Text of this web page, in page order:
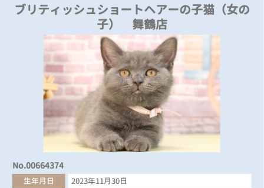
ブリティッシュショートヘアーの子猫（女の
子） 舞鶴店
No.00664374
生年月日
2023年11月30日